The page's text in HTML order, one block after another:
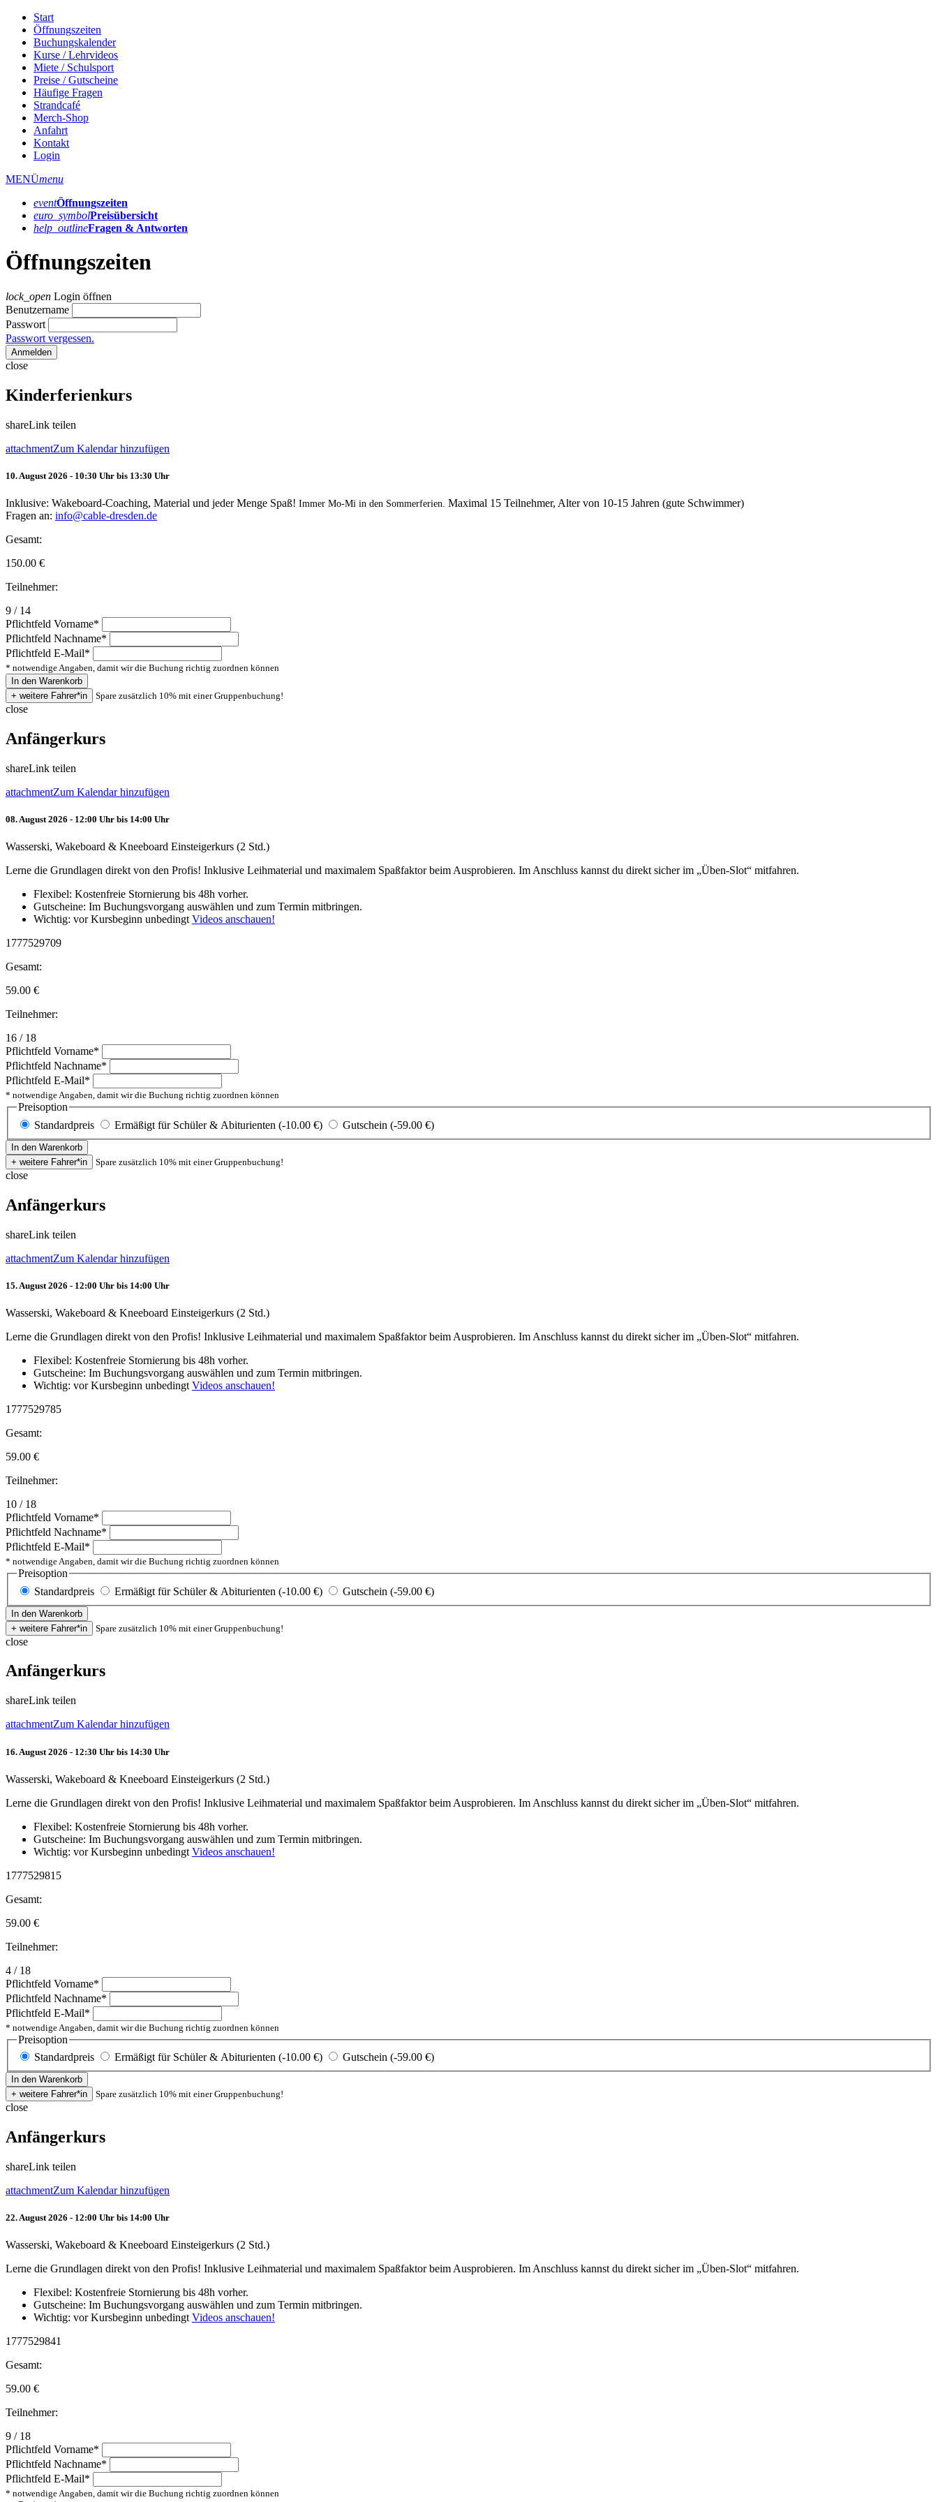
Start
Öffnungszeiten
Buchungskalender
Kurse / Lehrvideos
Miete / Schulsport
Preise / Gutscheine
Häufige Fragen
Strandcafé
Merch-Shop
Anfahrt
Kontakt
Login
MENÜmenu
eventÖffnungs­zeiten
euro_symbolPreis­übersicht
help_outlineFragen & Antworten
Öffnungszeiten
lock_open Login öffnen
Benutzername
Passwort
Passwort vergessen.
Anmelden
close
Kinderferienkurs
shareLink teilen
attachmentZum Kalendar hinzufügen
10. August 2026 - 10:30 Uhr bis 13:30 Uhr
Inklusive: Wakeboard-Coaching, Material und jeder Menge Spaß! Immer Mo-Mi in den Sommerferien. Maximal 15 Teilnehmer, Alter von 10-15 Jahren (gute Schwimmer)
Fragen an: info@cable-dresden.de
Gesamt:
150.00 €
Teilnehmer:
9 / 14
Pflichtfeld Vorname*
Pflichtfeld Nachname*
Pflichtfeld E-Mail*
* notwendige Angaben, damit wir die Buchung richtig zuordnen können
Spare zusätzlich 10% mit einer Gruppenbuchung!
close
Anfängerkurs
shareLink teilen
attachmentZum Kalendar hinzufügen
08. August 2026 - 12:00 Uhr bis 14:00 Uhr
Wasserski, Wakeboard & Kneeboard Einsteigerkurs (2 Std.)
Lerne die Grundlagen direkt von den Profis! Inklusive Leihmaterial und maximalem Spaßfaktor beim Ausprobieren. Im Anschluss kannst du direkt sicher im „Üben-Slot“ mitfahren.
Flexibel: Kostenfreie Stornierung bis 48h vorher.
Gutscheine: Im Buchungsvorgang auswählen und zum Termin mitbringen.
Wichtig: vor Kursbeginn unbedingt Videos anschauen!
1777529709
Gesamt:
59.00 €
Teilnehmer:
16 / 18
Pflichtfeld Vorname*
Pflichtfeld Nachname*
Pflichtfeld E-Mail*
* notwendige Angaben, damit wir die Buchung richtig zuordnen können
Preisoption
Standardpreis
Ermäßigt für Schüler & Abiturienten (-10.00 €) Gutschein (-59.00 €)
Spare zusätzlich 10% mit einer Gruppenbuchung!
close
Anfängerkurs
shareLink teilen
attachmentZum Kalendar hinzufügen
15. August 2026 - 12:00 Uhr bis 14:00 Uhr
Wasserski, Wakeboard & Kneeboard Einsteigerkurs (2 Std.)
Lerne die Grundlagen direkt von den Profis! Inklusive Leihmaterial und maximalem Spaßfaktor beim Ausprobieren. Im Anschluss kannst du direkt sicher im „Üben-Slot“ mitfahren.
Flexibel: Kostenfreie Stornierung bis 48h vorher.
Gutscheine: Im Buchungsvorgang auswählen und zum Termin mitbringen.
Wichtig: vor Kursbeginn unbedingt Videos anschauen!
1777529785
Gesamt:
59.00 €
Teilnehmer:
10 / 18
Pflichtfeld Vorname*
Pflichtfeld Nachname*
Pflichtfeld E-Mail*
* notwendige Angaben, damit wir die Buchung richtig zuordnen können
Preisoption
Standardpreis
Ermäßigt für Schüler & Abiturienten (-10.00 €) Gutschein (-59.00 €)
Spare zusätzlich 10% mit einer Gruppenbuchung!
close
Anfängerkurs
shareLink teilen
attachmentZum Kalendar hinzufügen
16. August 2026 - 12:30 Uhr bis 14:30 Uhr
Wasserski, Wakeboard & Kneeboard Einsteigerkurs (2 Std.)
Lerne die Grundlagen direkt von den Profis! Inklusive Leihmaterial und maximalem Spaßfaktor beim Ausprobieren. Im Anschluss kannst du direkt sicher im „Üben-Slot“ mitfahren.
Flexibel: Kostenfreie Stornierung bis 48h vorher.
Gutscheine: Im Buchungsvorgang auswählen und zum Termin mitbringen.
Wichtig: vor Kursbeginn unbedingt Videos anschauen!
1777529815
Gesamt:
59.00 €
Teilnehmer:
4 / 18
Pflichtfeld Vorname*
Pflichtfeld Nachname*
Pflichtfeld E-Mail*
* notwendige Angaben, damit wir die Buchung richtig zuordnen können
Preisoption
Standardpreis
Ermäßigt für Schüler & Abiturienten (-10.00 €) Gutschein (-59.00 €)
Spare zusätzlich 10% mit einer Gruppenbuchung!
close
Anfängerkurs
shareLink teilen
attachmentZum Kalendar hinzufügen
22. August 2026 - 12:00 Uhr bis 14:00 Uhr
Wasserski, Wakeboard & Kneeboard Einsteigerkurs (2 Std.)
Lerne die Grundlagen direkt von den Profis! Inklusive Leihmaterial und maximalem Spaßfaktor beim Ausprobieren. Im Anschluss kannst du direkt sicher im „Üben-Slot“ mitfahren.
Flexibel: Kostenfreie Stornierung bis 48h vorher.
Gutscheine: Im Buchungsvorgang auswählen und zum Termin mitbringen.
Wichtig: vor Kursbeginn unbedingtVideos anschauen!
1777529841
Gesamt:
59.00 €
Teilnehmer:
9 / 18
Pflichtfeld Vorname*
Pflichtfeld Nachname*
Pflichtfeld E-Mail*
* notwendige Angaben, damit wir die Buchung richtig zuordnen können